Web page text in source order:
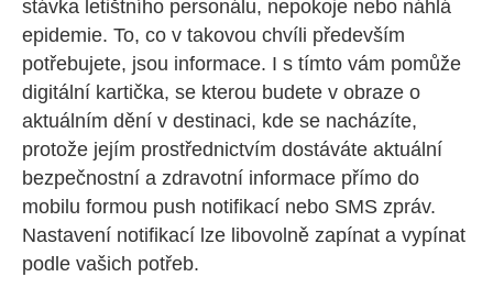
stávka letištního personálu, nepokoje nebo náhlá
epidemie. To, co v takovou chvíli především
potřebujete, jsou informace. I s tímto vám pomůže
digitální kartička, se kterou budete v obraze o
aktuálním dění v destinaci, kde se nacházíte,
protože jejím prostřednictvím dostáváte aktuální
bezpečnostní a zdravotní informace přímo do
mobilu formou push notifikací nebo SMS zpráv.
Nastavení notifikací lze libovolně zapínat a vypínat
podle vašich potřeb.